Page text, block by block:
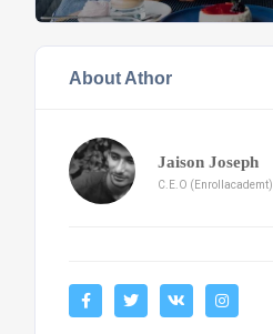
About Athor
Jaison Joseph
C.E.O (Enrollacademt)